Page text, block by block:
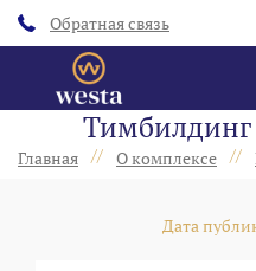
Обратная связь
Главная // О комплексе //
Дата